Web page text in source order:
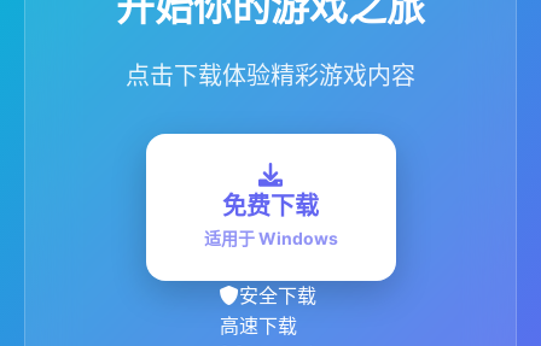
点击下载体验精彩游戏内容
免费下载
适用于 Windows
安全下载
高速下载